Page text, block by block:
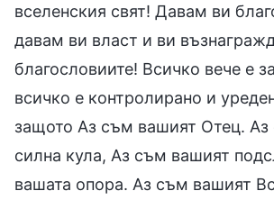
вселенския свят! Давам ви
давам ви власт и ви
благословиите! Всичко вече е
всичко е контролирано и
защото Аз съм вашият Отец. Аз
силна кула, Аз съм вашият
вашата опора. Аз съм вашият